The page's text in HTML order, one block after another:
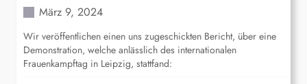
März 9, 2024
Wir veröffentlichen einen uns zugeschickten Bericht, über eine
Demonstration, welche anlässlich des internationalen
Frauenkampftag in Leipzig, stattfand: